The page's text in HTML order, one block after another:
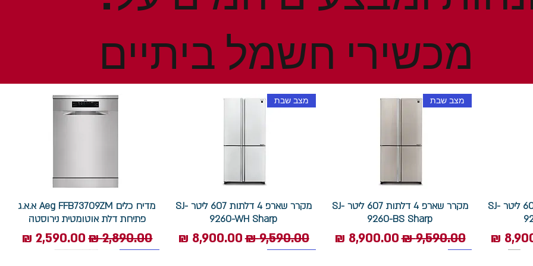
מקרר שארפ 4 דלתות 607 ליטר SJ-
מבצע
מצב שבת
מקרר שארפ 4 דלתות 607 ליטר SJ-
9260-BS Sharp
מחיר רגיל‏9,590.00 ‏₪ מחיר מבצע
מצב שבת
מקרר שארפ 4 דלתות 607 ליטר SJ-
9260-WH Sharp
מחיר רגיל‏9,590.00 ‏₪ מחיר מבצע
מדיח כלים Aeg FFB73709ZM א.א.ג
פתיחת דלת אוטומטית נירוסטה
מחיר רגיל‏2,890.00 ‏₪ מחיר מבצע
מכשירי חשמל ביתיים